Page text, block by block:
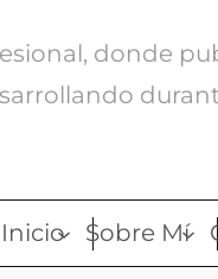
donde
Inicio Sobre Mí